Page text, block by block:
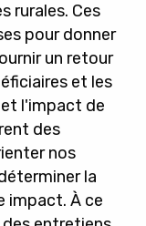
rurales. Ces
pour donner
un retour
et les
l'impact de
des
nos
la
impact. À ce